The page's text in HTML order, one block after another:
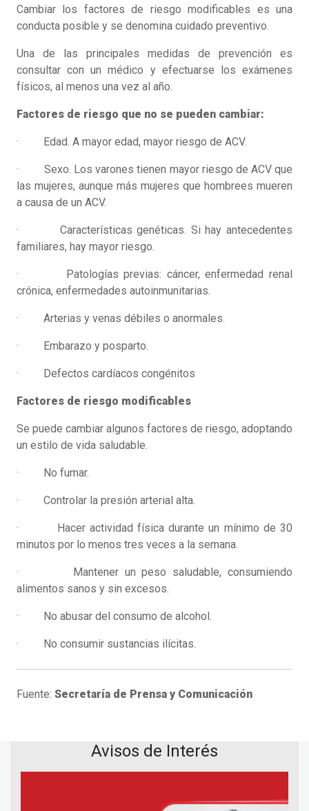
Cambiar los factores de riesgo modificables es una
conducta posible y se denomina cuidado preventivo.
Una de las principales medidas de prevención es
consultar con un médico y efectuarse los exámenes
físicos, al menos una vez al año.
Factores de riesgo que no se pueden cambiar:
· Edad. A mayor edad, mayor riesgo de ACV.
· Sexo. Los varones tienen mayor riesgo de ACV que
las mujeres, aunque más mujeres que hombrees mueren
a causa de un ACV.
· Características genéticas. Si hay antecedentes
familiares, hay mayor riesgo.
· Patologías previas: cáncer, enfermedad renal
crónica, enfermedades autoinmunitarias.
· Arterias y venas débiles o anormales.
· Embarazo y posparto.
· Defectos cardíacos congénitos
Factores de riesgo modificables
Se puede cambiar algunos factores de riesgo, adoptando
un estilo de vida saludable.
· No fumar.
· Controlar la presión arterial alta.
· Hacer actividad física durante un mínimo de 30
minutos por lo menos tres veces a la semana.
· Mantener un peso saludable, consumiendo
alimentos sanos y sin excesos.
· No abusar del consumo de alcohol.
· No consumir sustancias ilícitas.
Fuente: Secretaría de Prensa y Comunicación
Avisos de Interés